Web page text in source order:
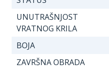
UNUTRAŠNJOST
VRATNOG KRILA
BOJA
ZAVRŠNA OBRADA